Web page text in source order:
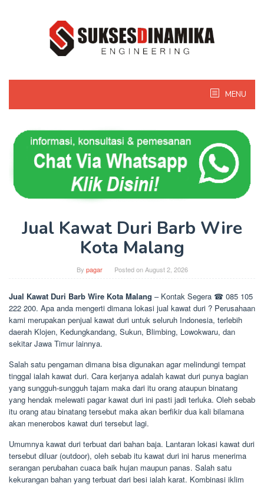
MENU
Jual Kawat Duri Barb Wire
Kota Malang
By pagar Posted onAugust 2, 2026
Jual Kawat Duri Barb Wire Kota Malang – Kontak Segera ☎ 085 105
222 200. Apa anda mengerti dimana lokasi jual kawat duri ? Perusahaan
kami merupakan penjual kawat duri untuk seluruh Indonesia, terlebih
daerah Klojen, Kedungkandang, Sukun, Blimbing, Lowokwaru, dan
sekitar Jawa Timur lainnya.
Salah satu pengaman dimana bisa digunakan agar melindungi tempat
tinggal ialah kawat duri. Cara kerjanya adalah kawat duri punya bagian
yang sungguh-sungguh tajam maka dari itu orang ataupun binatang
yang hendak melewati pagar kawat duri ini pasti jadi terluka. Oleh sebab
itu orang atau binatang tersebut maka akan berfikir dua kali bilamana
akan menerobos kawat duri tersebut lagi.
Umumnya kawat duri terbuat dari bahan baja. Lantaran lokasi kawat duri
tersebut diluar (outdoor), oleh sebab itu kawat duri ini harus menerima
serangan perubahan cuaca baik hujan maupun panas. Salah satu
kekurangan bahan yang terbuat dari besi ialah karat. Kombinasi iklim